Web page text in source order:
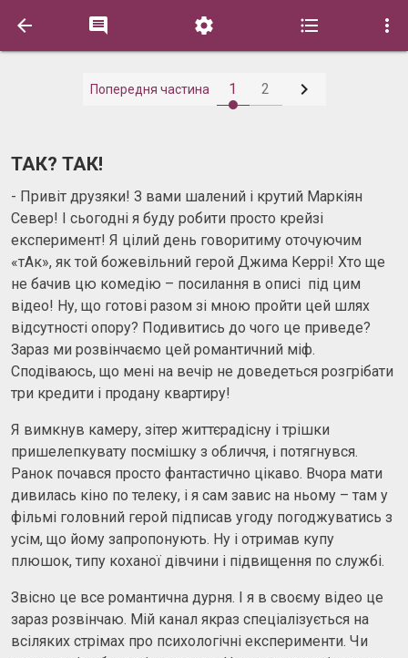
    
Попередня частина 1 2 
ТАК? ТАК!
- Привіт друзяки! З вами шалений і крутий Маркіян
Север! І сьогодні я буду робити просто крейзі
експеримент! Я цілий день говоритиму оточуючим
«тАк», як той божевільний герой Джима Керрі! Хто ще
не бачив цю комедію – посилання в описі під цим
відео! Ну, що готові разом зі мною пройти цей шлях
відсутності опору? Подивитись до чого це приведе?
Зараз ми розвінчаємо цей романтичний міф.
Сподіваюсь, що мені на вечір не доведеться розгрібати
три кредити і продану квартиру!
Я вимкнув камеру, зітер життєрадісну і трішки
пришелепкувату посмішку з обличчя, і потягнувся.
Ранок почався просто фантастично цікаво. Вчора мати
дивилась кіно по телеку, і я сам завис на ньому – там у
фільмі головний герой підписав угоду погоджуватись з
усім, що йому запропонують. Ну і отримав купу
плюшок, типу коханої дівчини і підвищення по службі.
Звісно це все романтична дурня. І я в своєму відео це
зараз розвінчаю. Мій канал якраз спеціалізується на
всіляких стрімах про психологічні експерименти. Чи